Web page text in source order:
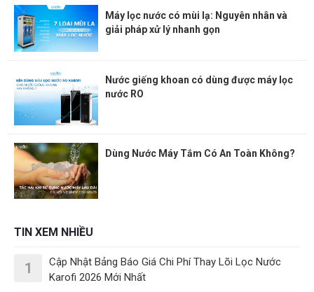
Máy lọc nước có mùi lạ: Nguyên nhân và
giải pháp xử lý nhanh gọn
Nước giếng khoan có dùng được máy lọc
nước RO
Dùng Nước Máy Tắm Có An Toàn Không?
TIN XEM NHIỀU
1
Cập Nhật Bảng Báo Giá Chi Phí Thay Lõi Lọc Nước
Karofi 2026 Mới Nhất